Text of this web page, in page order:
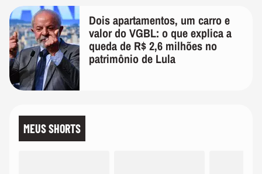
Dois apartamentos, um carro e
valor do VGBL: o que explica a
queda de R$ 2,6 milhões no
patrimônio de Lula
MEUS SHORTS